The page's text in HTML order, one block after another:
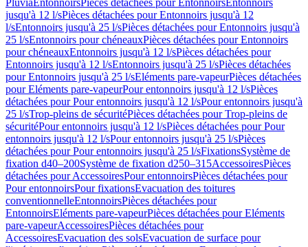
PluviaEntonnoirsPièces détachées pour EntonnoirsEntonnoirs
jusqu'à 12 l/sPièces détachées pour Entonnoirs jusqu'à 12
l/sEntonnoirs jusqu'à 25 l/sPièces détachées pour Entonnoirs jusqu'à
25 l/sEntonnoirs pour chéneauxPièces détachées pour Entonnoirs
pour chéneauxEntonnoirs jusqu'à 12 l/sPièces détachées pour
Entonnoirs jusqu'à 12 l/sEntonnoirs jusqu'à 25 l/sPièces détachées
pour Entonnoirs jusqu'à 25 l/sEléments pare-vapeurPièces détachées
pour Eléments pare-vapeurPour entonnoirs jusqu'à 12 l/sPièces
détachées pour Pour entonnoirs jusqu'à 12 l/sPour entonnoirs jusqu'à
25 l/sTrop-pleins de sécuritéPièces détachées pour Trop-pleins de
sécuritéPour entonnoirs jusqu'à 12 l/sPièces détachées pour Pour
entonnoirs jusqu'à 12 l/sPour entonnoirs jusqu'à 25 l/sPièces
détachées pour Pour entonnoirs jusqu'à 25 l/sFixationsSystème de
fixation d40–200Système de fixation d250–315AccessoiresPièces
détachées pour AccessoiresPour entonnoirsPièces détachées pour
Pour entonnoirsPour fixationsEvacuation des toitures
conventionnelleEntonnoirsPièces détachées pour
EntonnoirsEléments pare-vapeurPièces détachées pour Eléments
pare-vapeurAccessoiresPièces détachées pour
AccessoiresEvacuation des solsEvacuation de surface pour